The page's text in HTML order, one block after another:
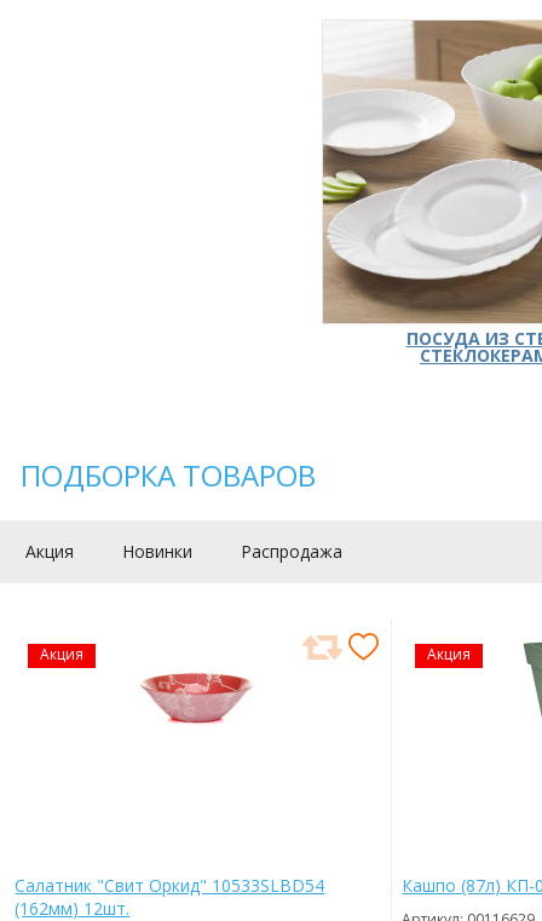
ПОСУДА ИЗ
ПОДБОРКА ТОВАРОВ
Акция Новинки Распродажа
Акция
Салатник "Свит Оркид" 10533SLBD54
(162мм) 12шт.
Акция
Кашпо (87л) КП-